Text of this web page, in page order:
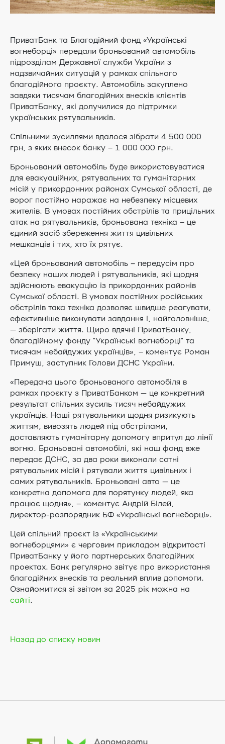
ПриватБанк та Благодійний фонд «Українські
вогнеборці» передали броньований автомобіль
підрозділам Державної служби України з
надзвичайних ситуацій у рамках спільного
благодійного проєкту. Автомобіль закуплено
завдяки тисячам благодійних внесків клієнтів
ПриватБанку, які долучилися до підтримки
українських рятувальників.
Спільними зусиллями вдалося зібрати 4 500 000
грн, з яких внесок банку – 1 000 000 грн.
Броньований автомобіль буде використовуватися
для евакуаційних, рятувальних та гуманітарних
місій у прикордонних районах Сумської області, де
ворог постійно наражає на небезпеку місцевих
жителів. В умовах постійних обстрілів та прицільних
атак на рятувальників, броньована техніка – це
єдиний засіб збереження життя цивільних
мешканців і тих, хто їх рятує.
«Цей броньований автомобіль – передусім про
безпеку наших людей і рятувальників, які щодня
здійснюють евакуацію із прикордонних районів
Сумської області. В умовах постійних російських
обстрілів така техніка дозволяє швидше реагувати,
ефективніше виконувати завдання і, найголовніше,
— зберігати життя. Щиро вдячні ПриватБанку,
благодійному фонду "Українські вогнеборці" та
тисячам небайдужих українців», – коментує Роман
Примуш, заступник Голови ДСНС України.
«Передача цього броньованого автомобіля в
рамках проєкту з ПриватБанком — це конкретний
результат спільних зусиль тисяч небайдужих
українців. Наші рятувальники щодня ризикують
життям, вивозять людей під обстрілами,
доставляють гуманітарну допомогу впритул до лінії
вогню. Броньовані автомобілі, які наш фонд вже
передає ДСНС, за два роки виконали сотні
рятувальних місій і рятували життя цивільних і
самих рятувальників. Броньовані авто — це
конкретна допомога для порятунку людей, яка
працює щодня», – коментує Андрій Білей,
директор-розпорядник БФ «Українські вогнеборці».
Цей спільний проєкт із «Українськими
вогнеборцями» є черговим прикладом відкритості
ПриватБанку у його партнерських благодійних
проектах. Банк регулярно звітує про використання
благодійних внесків та реальний вплив допомоги.
Ознайомитися зі звітом за 2025 рік можна на
сайті.
Назад до списку новин